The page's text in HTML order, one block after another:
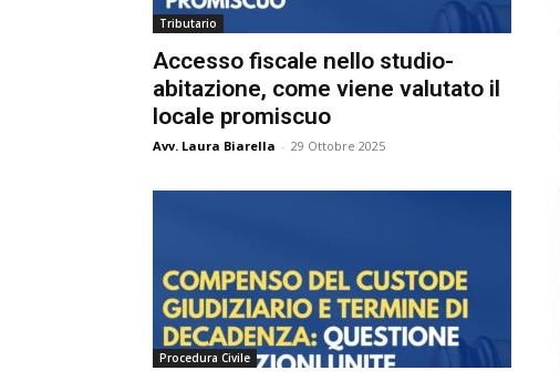
Tributario
Accesso fiscale nello studio-
abitazione, come viene valutato il
locale promiscuo
Avv. Laura Biarella - 29 Ottobre 2025
Procedura Civile